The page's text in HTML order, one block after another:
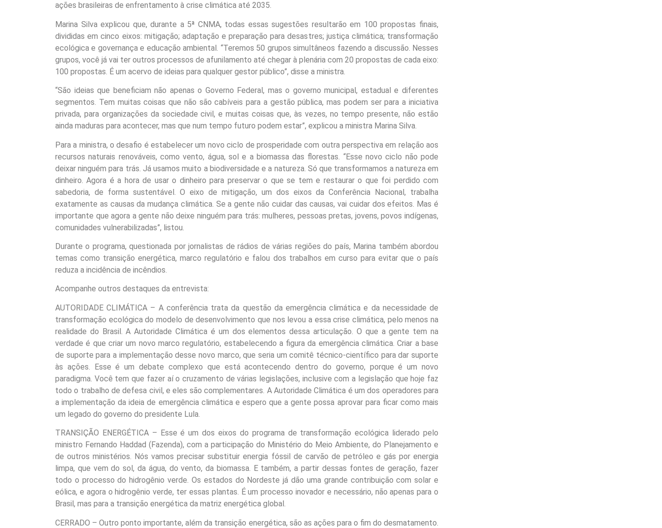
ações brasileiras de enfrentamento à crise climática até 2035.
Marina Silva explicou que, durante a 5ª CNMA, todas essas sugestões resultarão em 100 propostas finais,
divididas em cinco eixos: mitigação; adaptação e preparação para desastres; justiça climática; transformação
ecológica e governança e educação ambiental. “Teremos 50 grupos simultâneos fazendo a discussão. Nesses
grupos, você já vai ter outros processos de afunilamento até chegar à plenária com 20 propostas de cada eixo:
100 propostas. É um acervo de ideias para qualquer gestor público”, disse a ministra.
“São ideias que beneficiam não apenas o Governo Federal, mas o governo municipal, estadual e diferentes
segmentos. Tem muitas coisas que não são cabíveis para a gestão pública, mas podem ser para a iniciativa
privada, para organizações da sociedade civil, e muitas coisas que, às vezes, no tempo presente, não estão
ainda maduras para acontecer, mas que num tempo futuro podem estar”, explicou a ministra Marina Silva.
Para a ministra, o desafio é estabelecer um novo ciclo de prosperidade com outra perspectiva em relação aos
recursos naturais renováveis, como vento, água, sol e a biomassa das florestas. “Esse novo ciclo não pode
deixar ninguém para trás. Já usamos muito a biodiversidade e a natureza. Só que transformamos a natureza em
dinheiro. Agora é a hora de usar o dinheiro para preservar o que se tem e restaurar o que foi perdido com
sabedoria, de forma sustentável. O eixo de mitigação, um dos eixos da Conferência Nacional, trabalha
exatamente as causas da mudança climática. Se a gente não cuidar das causas, vai cuidar dos efeitos. Mas é
importante que agora a gente não deixe ninguém para trás: mulheres, pessoas pretas, jovens, povos indígenas,
comunidades vulnerabilizadas”, listou.
Durante o programa, questionada por jornalistas de rádios de várias regiões do país, Marina também abordou
temas como transição energética, marco regulatório e falou dos trabalhos em curso para evitar que o país
reduza a incidência de incêndios.
Acompanhe outros destaques da entrevista:
AUTORIDADE CLIMÁTICA – A conferência trata da questão da emergência climática e da necessidade de
transformação ecológica do modelo de desenvolvimento que nos levou a essa crise climática, pelo menos na
realidade do Brasil. A Autoridade Climática é um dos elementos dessa articulação. O que a gente tem na
verdade é que criar um novo marco regulatório, estabelecendo a figura da emergência climática. Criar a base
de suporte para a implementação desse novo marco, que seria um comitê técnico-científico para dar suporte
às ações. Esse é um debate complexo que está acontecendo dentro do governo, porque é um novo
paradigma. Você tem que fazer aí o cruzamento de várias legislações, inclusive com a legislação que hoje faz
todo o trabalho de defesa civil, e eles são complementares. A Autoridade Climática é um dos operadores para
a implementação da ideia de emergência climática e espero que a gente possa aprovar para ficar como mais
um legado do governo do presidente Lula.
TRANSIÇÃO ENERGÉTICA – Esse é um dos eixos do programa de transformação ecológica liderado pelo
ministro Fernando Haddad (Fazenda), com a participação do Ministério do Meio Ambiente, do Planejamento e
de outros ministérios. Nós vamos precisar substituir energia fóssil de carvão de petróleo e gás por energia
limpa, que vem do sol, da água, do vento, da biomassa. E também, a partir dessas fontes de geração, fazer
todo o processo do hidrogênio verde. Os estados do Nordeste já dão uma grande contribuição com solar e
eólica, e agora o hidrogênio verde, ter essas plantas. É um processo inovador e necessário, não apenas para o
Brasil, mas para a transição energética da matriz energética global.
CERRADO – Outro ponto importante, além da transição energética, são as ações para o fim do desmatamento.